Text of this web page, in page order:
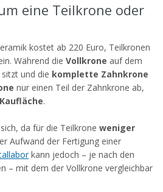
eine Teilkrone oder
kostet ab 220 Euro, Teilkronen
Während dieVollkrone auf dem
und die komplette Zahnkrone
nur einen Teil der Zahnkrone ab,
.
da für die Teilkroneweniger
Aufwand der Fertigung einer
kann jedoch – je nach den
– mit dem der Vollkrone vergleichbar